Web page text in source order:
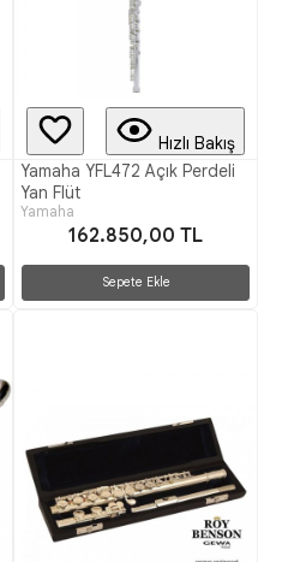
Hızlı Bakış
Yamaha YFL472 Açık Perdeli
Yan Flüt
Yamaha
162.850,00 TL
Sepete Ekle